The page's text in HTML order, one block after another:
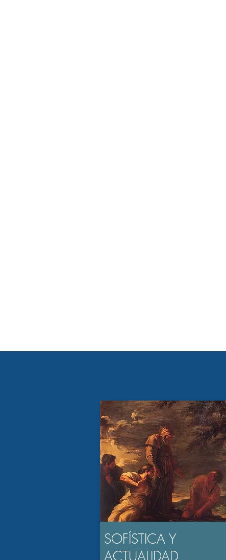
SOFÍSTICA Y
ACTUALIDAD